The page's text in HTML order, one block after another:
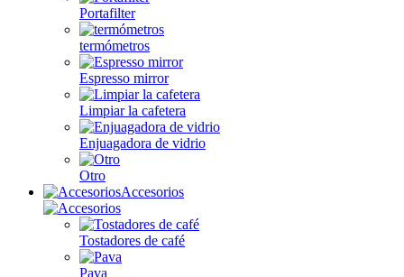
Portafilter
termómetros
Espresso mirror
Limpiar la cafetera
Enjuagadora de vidrio
Otro
Accesorios
Tostadores de café
Pava